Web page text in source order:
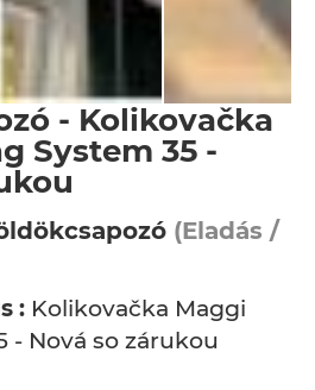
- Kolikovačka
System 35 -
(Eladás /
: Kolikovačka Maggi
- Nová so zárukou